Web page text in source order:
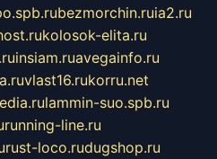
bezmorchin.ruia2.ru
kolosok-elita.ru
insiam.ruavegainfo.ru
vlast16.rukorru.net
lammin-suo.spb.ru
running-line.ru
rust-loco.rudugshop.ru